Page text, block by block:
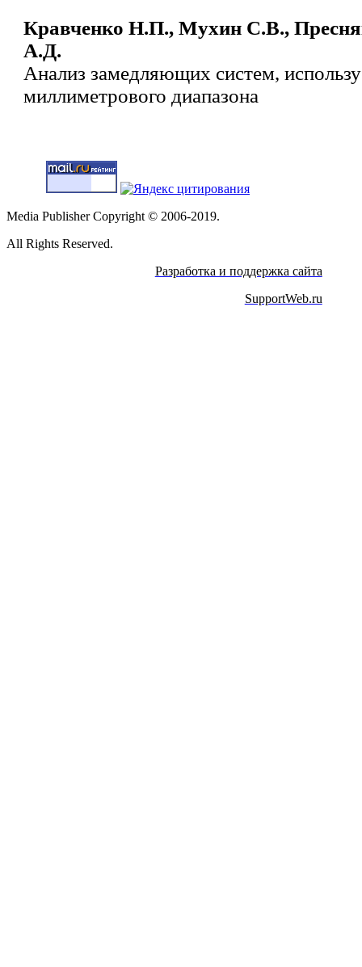
Кравченко Н.П., Мухин С.В.,
А.Д.
Анализ замедляющих систем,
миллиметрового диапазона
Media Publisher Copyright © 2006-2019.
All Rights Reserved.
Разработка и поддержка сайта
SupportWeb.ru